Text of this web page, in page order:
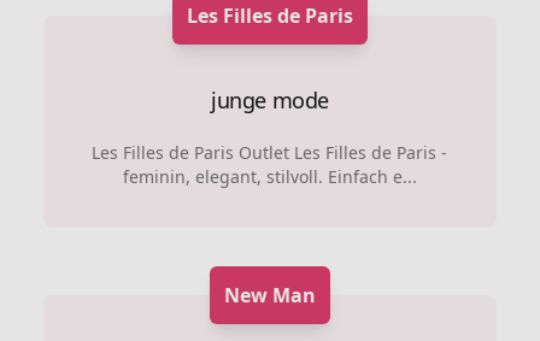
Les Filles de Paris
junge mode
Les Filles de Paris Outlet Les Filles de Paris -
feminin, elegant, stilvoll. Einfach e...
New Man